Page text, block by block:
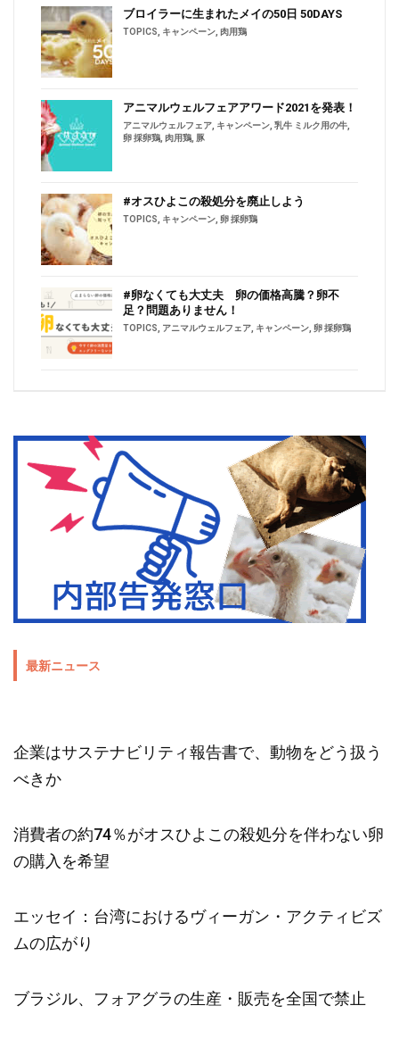
ブロイラーに生まれたメイの50日 50DAYS
TOPICS キャンペーン 肉用鶏
アニマルウェルフェアアワード2021を発表！
アニマルウェルフェア キャンペーン 乳牛 ミルク用の牛
卵 採卵鶏 肉用鶏 豚
#オスひよこの殺処分を廃止しよう
TOPICS キャンペーン 卵 採卵鶏
#卵なくても大丈夫 卵の価格高騰？卵不
足？問題ありません！
TOPICS アニマルウェルフェア キャンペーン 卵 採卵鶏
最新ニュース
企業はサステナビリティ報告書で、動物をどう扱う
べきか
消費者の約74％がオスひよこの殺処分を伴わない卵
の購入を希望
エッセイ：台湾におけるヴィーガン・アクティビズ
ムの広がり
ブラジル、フォアグラの生産・販売を全国で禁止